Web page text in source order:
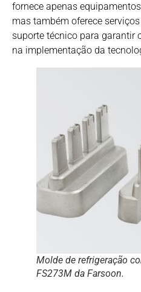
fornece apenas
mas também oferece
suporte técnico para garantir
na implementação da
Molde de refrigeração
FS273M da Farsoon.